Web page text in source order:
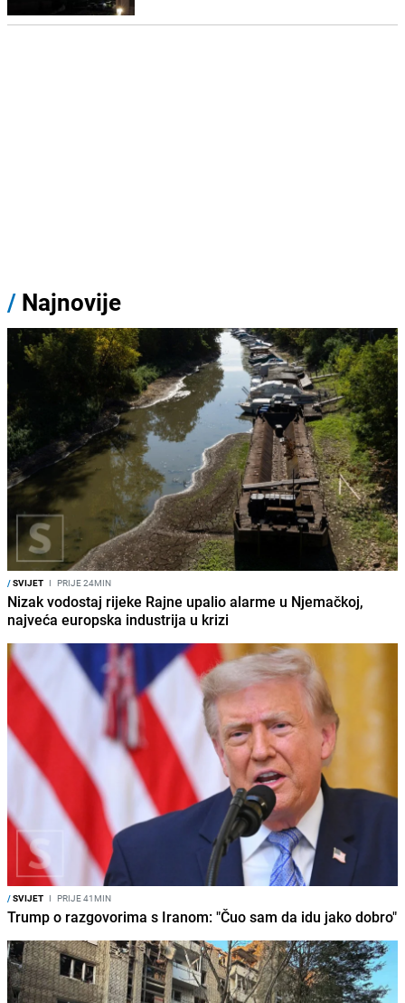
/ Najnovije
/SVIJET I PRIJE 24MIN
Nizak vodostaj rijeke Rajne upalio alarme u Njemačkoj,
najveća europska industrija u krizi
/SVIJET I PRIJE 41MIN
Trump o razgovorima s Iranom: "Čuo sam da idu jako dobro"